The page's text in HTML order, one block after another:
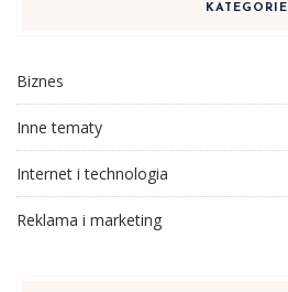
KATEGORIE
Biznes
Inne tematy
Internet i technologia
Reklama i marketing